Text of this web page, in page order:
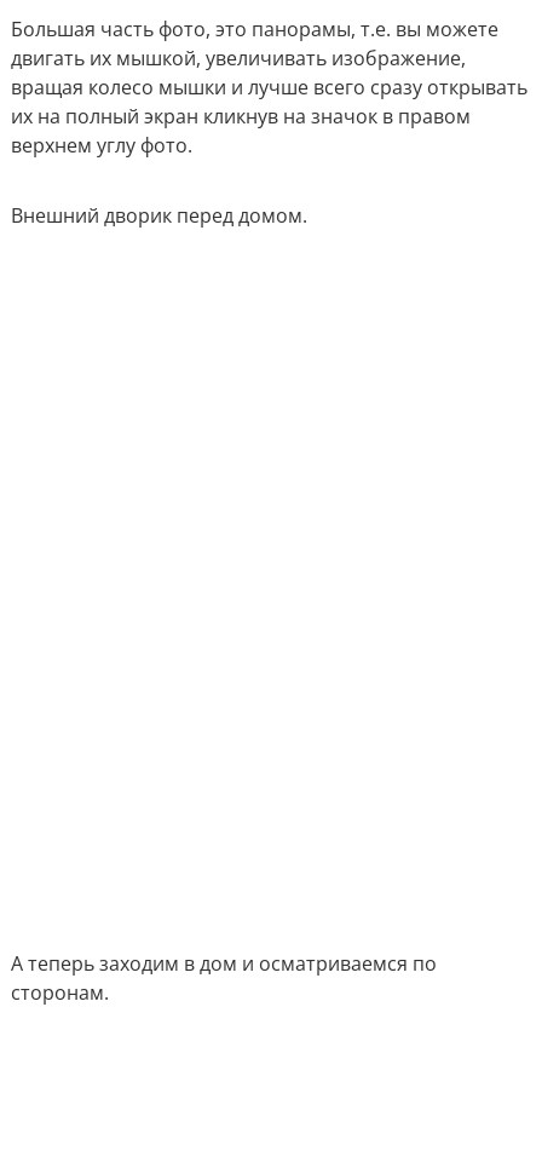
Большая часть фото, это панорамы, т.е. вы можете
двигать их мышкой, увеличивать изображение,
вращая колесо мышки и лучше всего сразу открывать
их на полный экран кликнув на значок в правом
верхнем углу фото.
Внешний дворик перед домом.
А теперь заходим в дом и осматриваемся по
сторонам.